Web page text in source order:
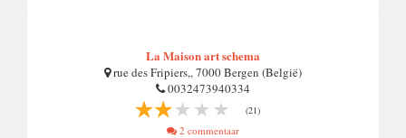
La Maison art schema
rue des Fripiers,, 7000 Bergen (België)
0032473940334
(21)
2 commentaar